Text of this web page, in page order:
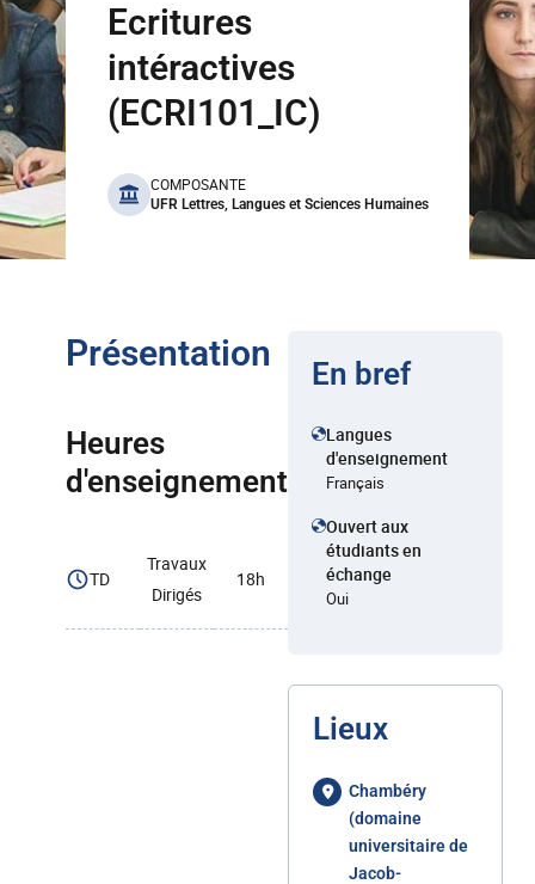
Ecritures
intéractives
(ECRI101_IC)
benefits
COMPOSANTE
UFR Lettres, Langues et Sciences Humaines
Présentation
Heures
d'enseignement
TD
Travaux
Dirigés
18h
En bref
Langues
d'enseignement
Français
Ouvert aux
étudiants en
échange
Oui
Lieux
Chambéry
(domaine
universitaire de
Jacob-